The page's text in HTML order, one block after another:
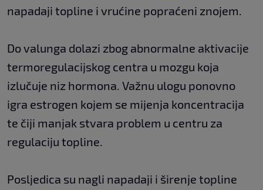
napadaji topline i vrućine popraćeni znojem.
Do valunga dolazi zbog abnormalne aktivacije
termoregulacijskog centra u mozgu koja
izlučuje niz hormona. Važnu ulogu ponovno
igra estrogen kojem se mijenja koncentracija
te čiji manjak stvara problem u centru za
regulaciju topline.
Posljedica su nagli napadaji i širenje topline